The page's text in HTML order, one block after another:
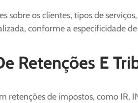
sobre os clientes, tipos de
conforme a especificidade
Retenções E
retenções de impostos, como IR,